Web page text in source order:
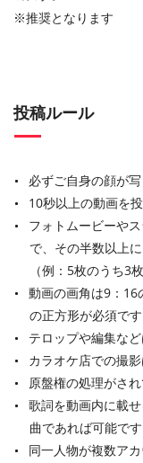
※推奨となります
投稿ルール
必ずご自身の顔が
10秒以上の動画を
フォトムービーや
で、その半数以上
（例：5枚のうち3
動画の画角は9：16
の正方形が必須です
テロップや編集な
カラオケ店での撮影
原盤権の処理がさ
歌詞を動画内に載
曲であれば可能です
同一人物が複数ア